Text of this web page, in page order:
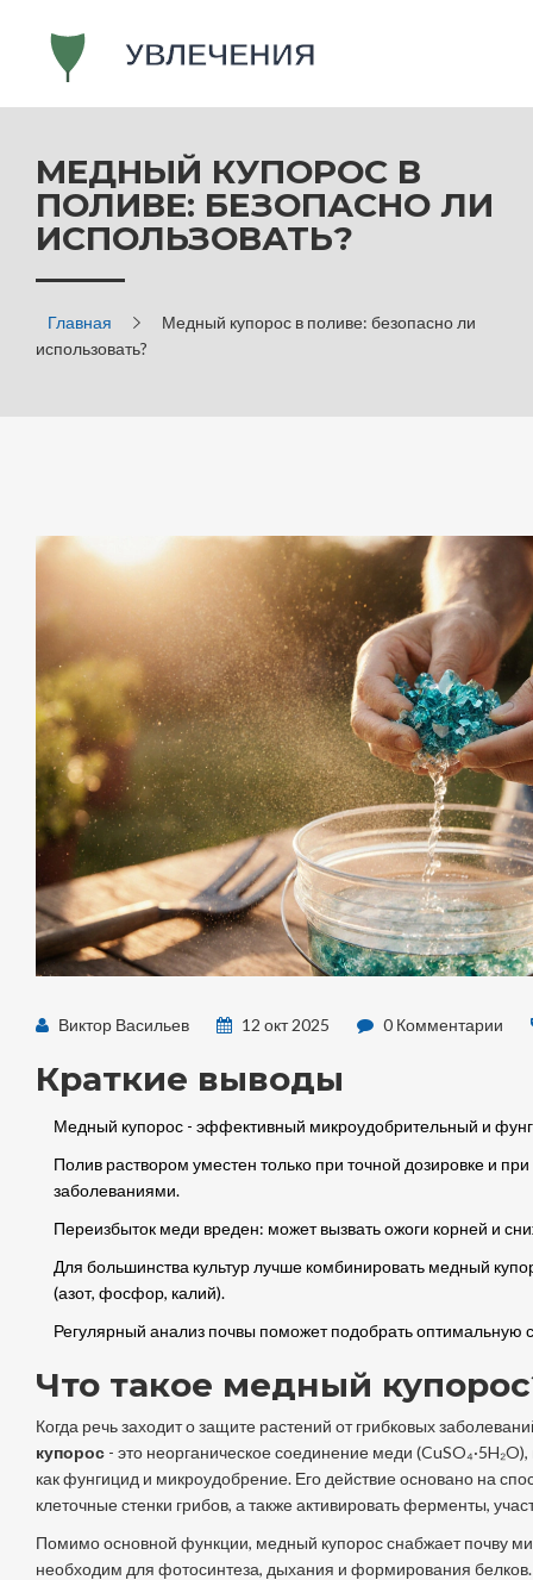
МЕДНЫЙ КУПОРОС В
ПОЛИВЕ: БЕЗОПАСНО ЛИ
ИСПОЛЬЗОВАТЬ?
Главная
Медный купорос в поливе: безопасно ли
использовать?
Виктор Васильев 12 окт 2025 0 Комментарии
Краткие выводы
Медный купорос - эффективный микроудобрительный и
Полив раствором уместен только при точной дозировке и
заболеваниями.
Переизбыток меди вреден: может вызвать ожоги корней и
Для большинства культур лучше комбинировать медный
(азот, фосфор, калий).
Регулярный анализ почвы поможет подобрать оптимальную
Что такое медный
Когда речь заходит о защите растений от грибковых
купорос- это неорганическое соединение меди
как фунгицид и микроудобрение. Его действие основано на
клеточные стенки грибов, а также активировать ферменты,
Помимо основной функции, медный купорос снабжает почву
необходим для фотосинтеза, дыхания и формирования белков.